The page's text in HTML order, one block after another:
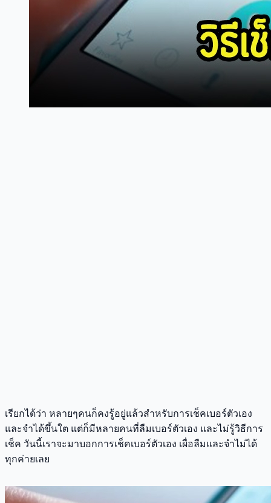
เรียกได้ว่า หลายๆคนก็คงรู้อยู่แล้วสำหรับการเช็คเบอร์ตัวเอง
และจำได้ขึ้นใต แต่ก็มีหลายคนที่ลืมเบอร์ตัวเอง และไม่รู้วิธีการ
เช็ค วันนี้เราจะมาบอกการเช็คเบอร์ตัวเอง เผื่อลืมและจำไม่ได้
ทุกค่ายเลย